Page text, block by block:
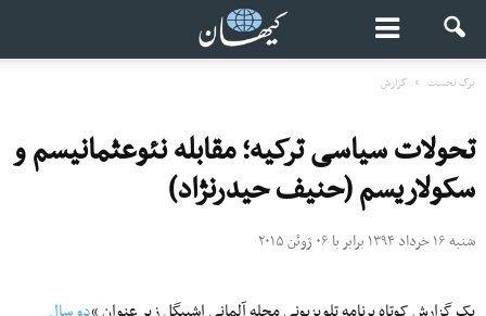
برگ نخست گزارش
تحولات سیاسی ترکیه؛ مقابله نئوعثمانیسم و
سکولاریسم (حنیف حیدرنژاد)
شنبه ۱۶ خرداد ۱۳۹۴ برابر با ۰۶ ژوئن ۲۰۱۵